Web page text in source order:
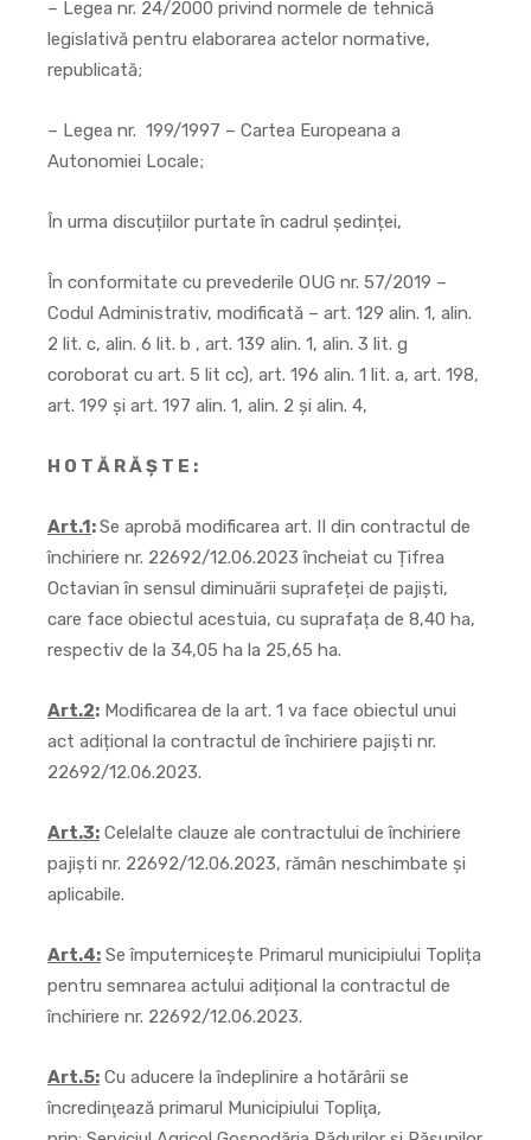
– Legea nr. 24/2000 privind normele de tehnică
legislativă pentru elaborarea actelor normative,
republicată;
– Legea nr. 199/1997 – Cartea Europeana a
Autonomiei Locale;
În urma discuțiilor purtate în cadrul ședinței,
În conformitate cu prevederile OUG nr. 57/2019 –
Codul Administrativ, modificată – art. 129 alin. 1, alin.
2 lit. c, alin. 6 lit. b , art. 139 alin. 1, alin. 3 lit. g
coroborat cu art. 5 lit cc), art. 196 alin. 1 lit. a, art. 198,
art. 199 și art. 197 alin. 1, alin. 2 și alin. 4,
H O T Ă R Ă Ş T E :
Art.1:Se aprobă modificarea art. II din contractul de
închiriere nr. 22692/12.06.2023 încheiat cu Țifrea
Octavian în sensul diminuării suprafeței de pajiști,
care face obiectul acestuia, cu suprafața de 8,40 ha,
respectiv de la 34,05 ha la 25,65 ha.
Art.2: Modificarea de la art. 1 va face obiectul unui
act adițional la contractul de închiriere pajiști nr.
22692/12.06.2023.
Art.3: Celelalte clauze ale contractului de închiriere
pajiști nr. 22692/12.06.2023, rămân neschimbate și
aplicabile.
Art.4: Se împuternicește Primarul municipiului Toplița
pentru semnarea actului adițional la contractul de
închiriere nr. 22692/12.06.2023.
Art.5: Cu aducere la îndeplinire a hotărârii se
încredinţează primarul Municipiului Topliţa,